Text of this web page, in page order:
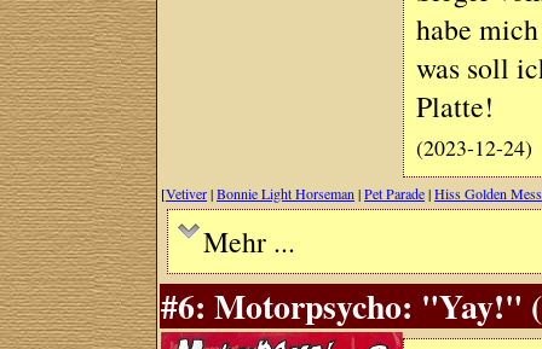
habe
was soll
Platte!
(2023-12-24)
[Vetiver|Bonnie Light Horseman |Pet Parade|Hiss Golden
Mehr ...
#6: Motorpsycho: "Yay!"